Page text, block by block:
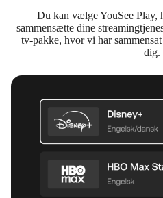
Du kan vælge YouSee Play,
sammensætte dine
tv-pakke, hvor vi har
dig.